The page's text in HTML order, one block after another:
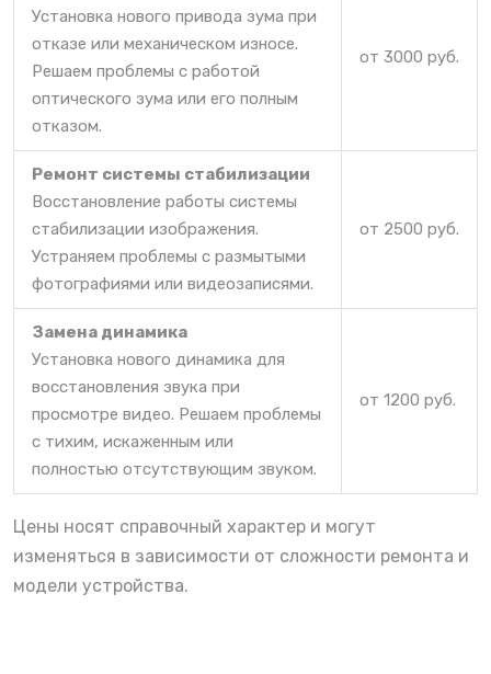
Установка нового привода зума при
отказе или механическом износе.
Решаем проблемы с работой
оптического зума или его полным
отказом.
от 3000 руб.
Ремонт системы стабилизации
Восстановление работы системы
стабилизации изображения.
Устраняем проблемы с размытыми
фотографиями или видеозаписями.
от 2500 руб.
Замена динамика
Установка нового динамика для
восстановления звука при
просмотре видео. Решаем проблемы
с тихим, искаженным или
полностью отсутствующим звуком.
от 1200 руб.
Цены носят справочный характер и могут
изменяться в зависимости от сложности ремонта и
модели устройства.